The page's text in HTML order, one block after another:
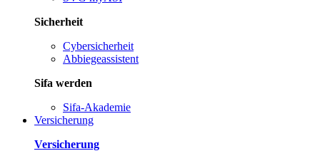
Sicherheit
Cybersicherheit
Abbiegeassistent
Sifa werden
Sifa-Akademie
Versicherung
Versicherung